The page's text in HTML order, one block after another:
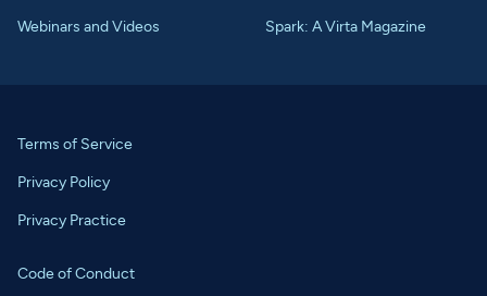
Webinars and Videos Spark: A Virta Magazine
Terms of Service
Privacy Policy
Privacy Practice
Code of Conduct